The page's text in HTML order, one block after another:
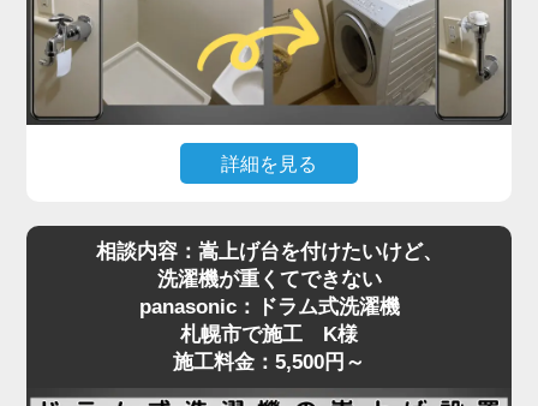
ーズに作業を完了しました。施工料金はドラム式洗
濯機設置費用と扉の脱着費用で7,280円～となり、
「最初はどうなるかと思ったけど、無事に入って本
当に助かりました」とお喜びいただきました。
洗濯機取り付けには、扉や壁、水栓の位置などさま
ざまな要素が関係します。搬入の難しい住宅でも対
い。プロが現場で判断し、最適な方法で確実に設置
いたします。
詳細を見る
らない」といったご相談は、ドラム式洗濯機に特に
多く見られます。今回、札幌市で施工させていただ
いたN様のご自宅もまさにそのケースでした。購入
されたのはTOSHIBAのドラム式洗濯機。設置スペ
ースには洗濯パンがありましたが、既設の蛇口（水
相談内容：嵩上げ台を付けたいけど、
洗濯機が重くてできない
panasonic：ドラム式洗濯機
札幌市で施工 K様
施工料金：5,500円～